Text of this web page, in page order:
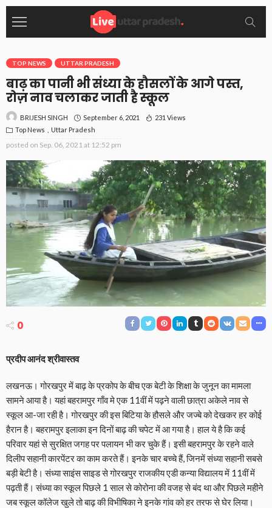
TOP NEWS UTTAR PRADESH
बाढ़ का पानी भी संध्या के हौसलों के आगे पस्त,
रोज़ नाव चलाकर जाती है स्कूल
BRIJESH SINGH September 6, 2021
231 Views
Top News
Uttar Pradesh
posted on Sep. 06, 2021 at 12:52 pm
0
प्रदीप आनंद श्रीवास्तव
लखनऊ। गोरखपुर में बाढ़ के प्रकोप के बीच एक बेटी के शिक्षा के जुनून का मामला
सामने आया है। यहां बहरामपुर गाँव मे एक 11वीं में पढ़ने वाली छात्रा अकेले नाव से
स्कूल आ-जा रही है। गोरखपुर की इस बिटिया के हौसले और जज्बे को देखकर हर कोई
हैरान है। बहरामपुर इलाका इन दिनों बाढ़ की चपेट में आ गया है। हाल ये है कि कई
परिवार यहां से सुरक्षित जगह पर पलायन भी कर चुके हैं। इसी बहरामपुर के रहने वाले
दिलीप सहानी कारपेंटर का काम करते हैं। इनके चार बच्चे हैं, जिनमें संध्या सहानी सबसे
बड़ी बेटी है। संध्या साइंस साइड से गोरखपुर राजकीय एडी कन्या विद्यालय में 11वीं में
पढ़ती हैं। संध्या का स्कूल पिछले 1 साल से कोरोना की वजह से बंद था और पिछले महीने
जब स्कूल कॉलेज खुले तो बाढ़ की विभीषिका ने इनके गांव को हर तरफ से घेर लिया।